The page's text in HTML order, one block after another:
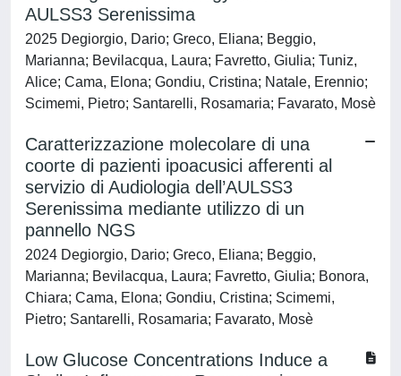
AULSS3 Serenissima
2025 Degiorgio, Dario; Greco, Eliana; Beggio,
Marianna; Bevilacqua, Laura; Favretto, Giulia; Tuniz,
Alice; Cama, Elona; Gondiu, Cristina; Natale, Erennio;
Scimemi, Pietro; Santarelli, Rosamaria; Favarato, Mosè
Caratterizzazione molecolare di una
coorte di pazienti ipoacusici afferenti al
servizio di Audiologia dell’AULSS3
Serenissima mediante utilizzo di un
pannello NGS
2024 Degiorgio, Dario; Greco, Eliana; Beggio,
Marianna; Bevilacqua, Laura; Favretto, Giulia; Bonora,
Chiara; Cama, Elona; Gondiu, Cristina; Scimemi,
Pietro; Santarelli, Rosamaria; Favarato, Mosè
Low Glucose Concentrations Induce a